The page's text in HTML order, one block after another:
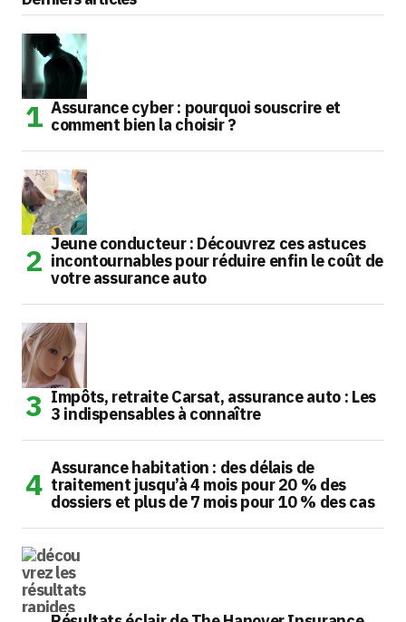
Assurance cyber : pourquoi souscrire et
comment bien la choisir ?
Jeune conducteur : Découvrez ces astuces
incontournables pour réduire enfin le coût de
votre assurance auto
Impôts, retraite Carsat, assurance auto : Les
3 indispensables à connaître
Assurance habitation : des délais de
traitement jusqu’à 4 mois pour 20 % des
dossiers et plus de 7 mois pour 10 % des cas